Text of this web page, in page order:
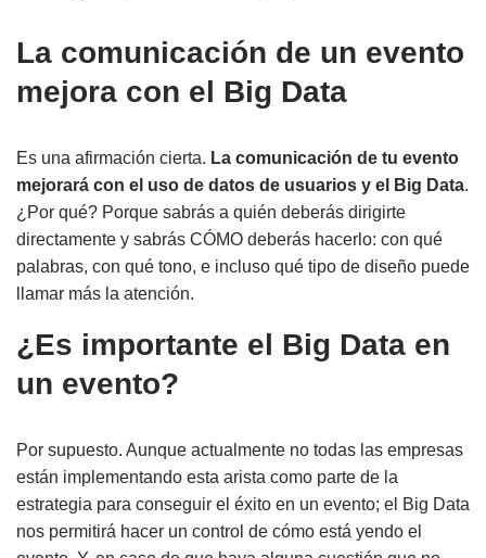
La comunicación de un evento
mejora con el Big Data
Es una afirmación cierta. La comunicación de tu evento
mejorará con el uso de datos de usuarios y el Big Data.
¿Por qué? Porque sabrás a quién deberás dirigirte
directamente y sabrás CÓMO deberás hacerlo: con qué
palabras, con qué tono, e incluso qué tipo de diseño puede
llamar más la atención.
¿Es importante el Big Data en
un evento?
Por supuesto. Aunque actualmente no todas las empresas
están implementando esta arista como parte de la
estrategia para conseguir el éxito en un evento; el Big Data
nos permitirá hacer un control de cómo está yendo el